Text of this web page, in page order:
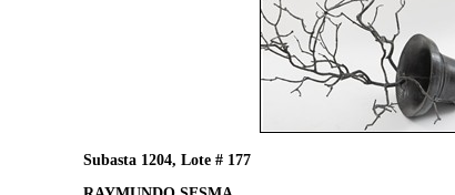
Subasta 1204, Lote # 177